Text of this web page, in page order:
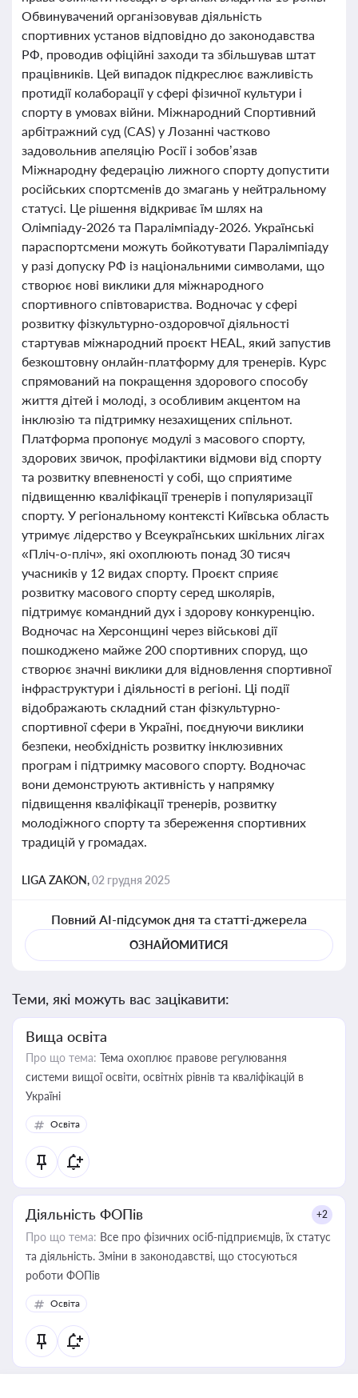
Обвинувачений організовував діяльність
спортивних установ відповідно до законодавства
РФ, проводив офіційні заходи та збільшував штат
працівників. Цей випадок підкреслює важливість
протидії колаборації у сфері фізичної культури і
спорту в умовах війни. Міжнародний Спортивний
арбітражний суд (CAS) у Лозанні частково
задовольнив апеляцію Росії і зобов’язав
Міжнародну федерацію лижного спорту допустити
російських спортсменів до змагань у нейтральному
статусі. Це рішення відкриває їм шлях на
Олімпіаду-2026 та Паралімпіаду-2026. Українські
параспортсмени можуть бойкотувати Паралімпіаду
у разі допуску РФ із національними символами, що
створює нові виклики для міжнародного
спортивного співтовариства. Водночас у сфері
розвитку фізкультурно-оздоровчої діяльності
стартував міжнародний проєкт HEAL, який запустив
безкоштовну онлайн-платформу для тренерів. Курс
спрямований на покращення здорового способу
життя дітей і молоді, з особливим акцентом на
інклюзію та підтримку незахищених спільнот.
Платформа пропонує модулі з масового спорту,
здорових звичок, профілактики відмови від спорту
та розвитку впевненості у собі, що сприятиме
підвищенню кваліфікації тренерів і популяризації
спорту. У регіональному контексті Київська область
утримує лідерство у Всеукраїнських шкільних лігах
«Пліч-о-пліч», які охоплюють понад 30 тисяч
учасників у 12 видах спорту. Проєкт сприяє
розвитку масового спорту серед школярів,
підтримує командний дух і здорову конкуренцію.
Водночас на Херсонщині через військові дії
пошкоджено майже 200 спортивних споруд, що
створює значні виклики для відновлення спортивної
інфраструктури і діяльності в регіоні. Ці події
відображають складний стан фізкультурно-
спортивної сфери в Україні, поєднуючи виклики
безпеки, необхідність розвитку інклюзивних
програм і підтримку масового спорту. Водночас
вони демонструють активність у напрямку
підвищення кваліфікації тренерів, розвитку
молодіжного спорту та збереження спортивних
традицій у громадах.
LIGA ZAKON,02 грудня 2025
Повний AI-підсумок дня та статті-джерела
ОЗНАЙОМИТИСЯ
Теми, які можуть вас зацікавити:
Вища освіта
Про що тема: Тема охоплює правове регулювання
системи вищої освіти, освітніх рівнів та кваліфікацій в
Україні
Освіта
Діяльність ФОПів +2
Про що тема: Все про фізичних осіб-підприємців, їх статус
та діяльність. Зміни в законодавстві, що стосуються
роботи ФОПів
Освіта